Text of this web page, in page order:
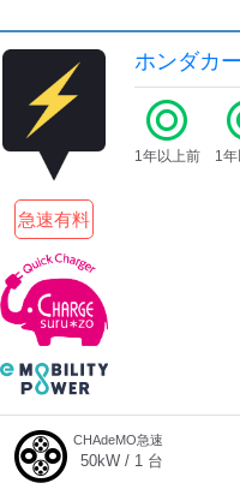
ホンダカ
急速有料
1年以上前 1
CHAdeMO急速
50kW / 1 台